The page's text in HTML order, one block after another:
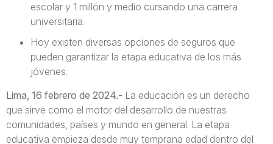
escolar y 1 millón y medio cursando una carrera
universitaria.
Hoy existen diversas opciones de seguros que
pueden garantizar la etapa educativa de los más
jóvenes.
Lima, 16 febrero de 2024.- La educación es un derecho
que sirve como el motor del desarrollo de nuestras
comunidades, países y mundo en general. La etapa
educativa empieza desde muy temprana edad dentro del